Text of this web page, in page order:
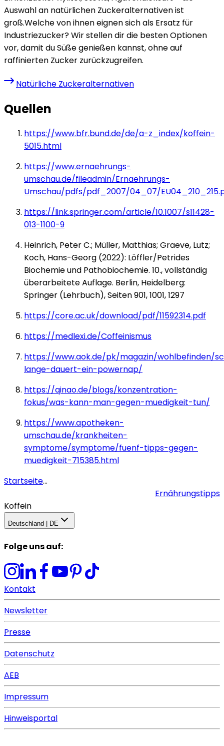
Auswahl an natürlichen Zuckeralternativen ist
groß.Welche von ihnen eignen sich als Ersatz für
Industriezucker? Wir stellen dir die besten Optionen
vor, damit du Süße genießen kannst, ohne auf
raffinierten Zucker zurückzugreifen.
Natürliche Zuckeralternativen
Quellen
https://www.bfr.bund.de/de/a-z_index/koffein-
5015.html
https://www.ernaehrungs-
umschau.de/fileadmin/Ernaehrungs-
Umschau/pdfs/pdf_2007/04_07/
https://link.springer.com/article/10.1007/s11428-
013-1100-9
Heinrich, Peter C.; Müller, Matthias; Graeve, Lutz;
Koch, Hans-Georg (2022): Löffler/Petrides
Biochemie und Pathobiochemie. 10., vollständig
überarbeitete Auflage. Berlin, Heidelberg:
Springer (Lehrbuch), Seiten 901, 1001, 1297
https://core.ac.uk/download/pdf/11592314.pdf
https://medlexi.de/Coffeinismus
https://www.aok.de/pk/magazin/wohlbefinden/
lange-dauert-ein-powernap/
https://qinao.de/blogs/konzentration-
fokus/was-kann-man-gegen-muedigkeit-tun/
https://www.apotheken-
umschau.de/krankheiten-
symptome/symptome/fuenf-tipps-gegen-
muedigkeit-715385.html
Startseite...
Ernährungstipps
Koffein
Deutschland | DE
Folge uns auf:
Kontakt
Newsletter
Presse
Datenschutz
AEB
Impressum
Hinweisportal